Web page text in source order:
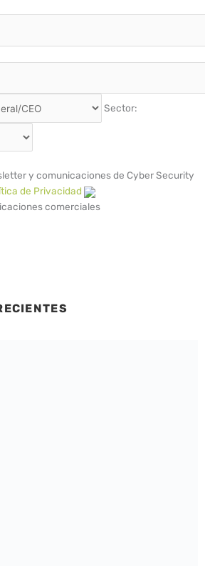
Sector:
y comunicaciones de Cyber Security
de Privacidad
comerciales